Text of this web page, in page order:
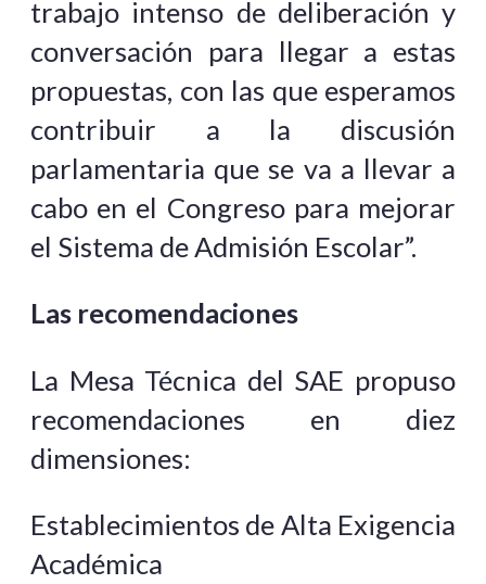
trabajo intenso de deliberación y
conversación para llegar a estas
propuestas, con las que esperamos
contribuir a la discusión
parlamentaria que se va a llevar a
cabo en el Congreso para mejorar
el Sistema de Admisión Escolar”.
Las recomendaciones
La Mesa Técnica del SAE propuso
recomendaciones en diez
dimensiones:
Establecimientos de Alta Exigencia
Académica